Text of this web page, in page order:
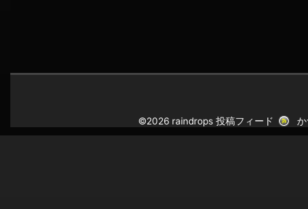
©2026 raindrops投稿フィード